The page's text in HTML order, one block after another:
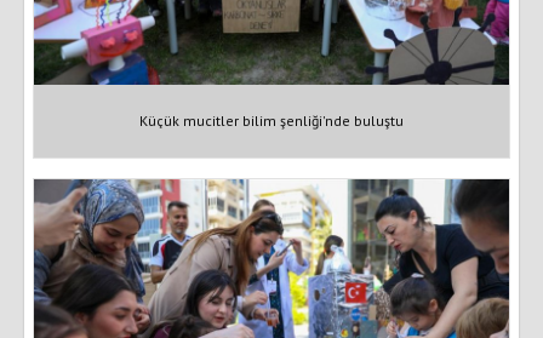
Küçük mucitler bilim şenliği'nde buluştu